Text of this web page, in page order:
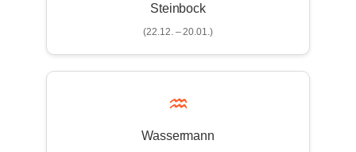
Steinbock
(22.12. – 20.01.)
♒
Wassermann